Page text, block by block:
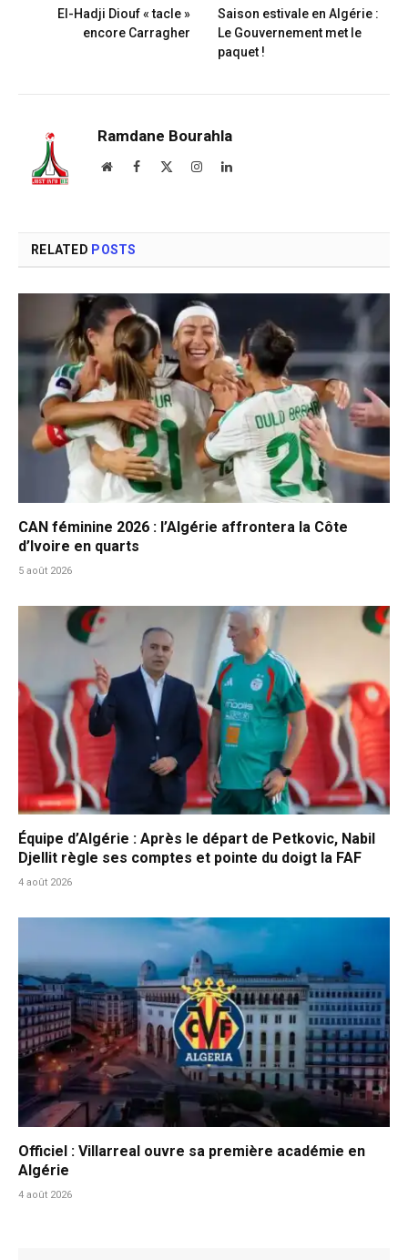
El-Hadji Diouf « tacle »
encore Carragher
Saison estivale en Algérie :
Le Gouvernement met le
paquet !
Ramdane Bourahla
WebsiteFacebook InstagramLinkedIn
RELATED POSTS
CAN féminine 2026 : l’Algérie affrontera la Côte
d’Ivoire en quarts
5 août 2026
Équipe d’Algérie : Après le départ de Petkovic, Nabil
Djellit règle ses comptes et pointe du doigt la FAF
4 août 2026
Officiel : Villarreal ouvre sa première académie en
Algérie
4 août 2026